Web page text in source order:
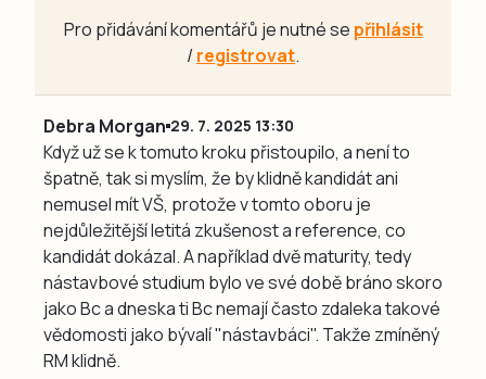
Pro přidávání komentářů je nutné se přihlásit
/registrovat.
Debra Morgan 29. 7. 2025 13:30
Když už se k tomuto kroku přistoupilo, a není to
špatně, tak si myslím, že by klidně kandidát ani
nemusel mít VŠ, protože v tomto oboru je
nejdůležitější letitá zkušenost a reference, co
kandidát dokázal. A například dvě maturity, tedy
nástavbové studium bylo ve své době bráno skoro
jako Bc a dneska ti Bc nemají často zdaleka takové
vědomosti jako bývalí "nástavbáci". Takže zmíněný
RM klidně.